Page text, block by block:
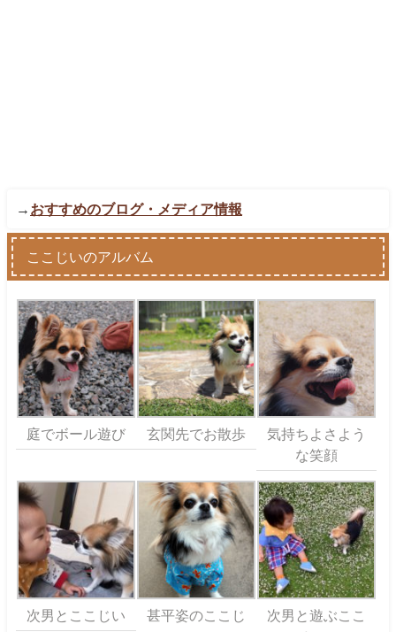
→ おすすめのブログ・メディア情報
ここじいのアルバム
庭でボール遊び 玄関先でお散歩
気持ちよさよう
な笑顔
次男とここじい
甚平姿のここじ
次男と遊ぶここ